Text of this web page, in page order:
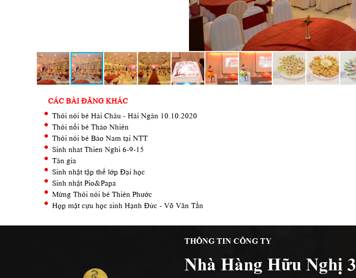
CÁC BÀI ĐĂNG KHÁC
Thôi nôi bé Hải Châu - Hải Ngân 10.10.2020
Thôi nối bé Thảo Nhiên
Thôi nôi bé Bảo Nam tại NTT
Sinh nhat Thien Nghi 6-9-15
Tân gia
Sinh nhật tập thể lớp Đại học
Sinh nhật Pio&Papa
Mừng Thôi nôi bé Thiên Phước
Họp mặt cựu học sinh Hạnh Đức - Võ Văn Tần
THÔNG TIN CÔNG TY
Nhà Hàng Hữu Nghị 3